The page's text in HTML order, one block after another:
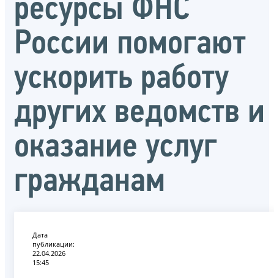
ресурсы ФНС
России помогают
ускорить работу
других ведомств и
оказание услуг
гражданам
Дата
публикации:
22.04.2026
15:45